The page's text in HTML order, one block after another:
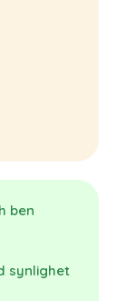
ben
synlighet